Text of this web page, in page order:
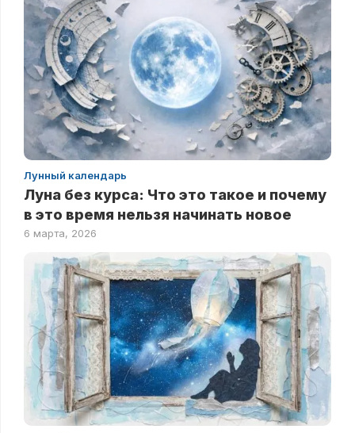
Лунный календарь
Луна без курса: Что это такое и почему
в это время нельзя начинать новое
6 марта, 2026